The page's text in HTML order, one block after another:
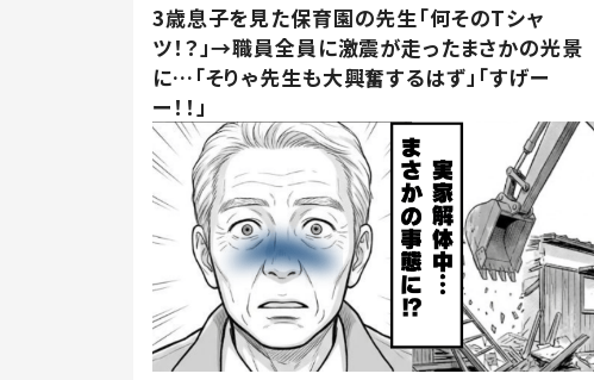
3歳息子を見た保育園の先生「何そのTシャ
ツ！？」→職員全員に激震が走ったまさかの光景
に…「そりゃ先生も大興奮するはず」「すげー
ー！！」